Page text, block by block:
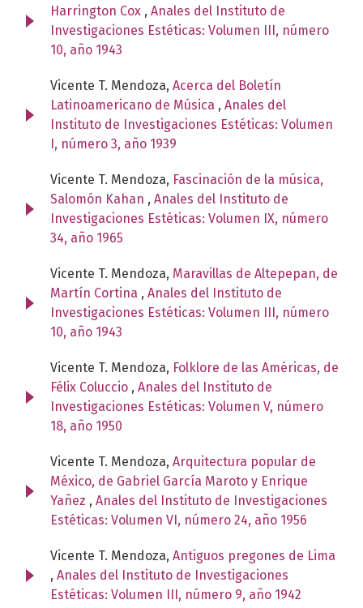
Harrington Cox , Anales del Instituto de
Investigaciones Estéticas: Volumen III, número
10, año 1943
Vicente T. Mendoza, Acerca del Boletín
Latinoamericano de Música , Anales del
Instituto de Investigaciones Estéticas: Volumen
I, número 3, año 1939
Vicente T. Mendoza, Fascinación de la música,
Salomón Kahan , Anales del Instituto de
Investigaciones Estéticas: Volumen IX, número
34, año 1965
Vicente T. Mendoza, Maravillas de Altepepan, de
Martín Cortina , Anales del Instituto de
Investigaciones Estéticas: Volumen III, número
10, año 1943
Vicente T. Mendoza, Folklore de las Américas, de
Félix Coluccio , Anales del Instituto de
Investigaciones Estéticas: Volumen V, número
18, año 1950
Vicente T. Mendoza, Arquitectura popular de
México, de Gabriel García Maroto y Enrique
Yañez , Anales del Instituto de Investigaciones
Estéticas: Volumen VI, número 24, año 1956
Vicente T. Mendoza, Antiguos pregones de Lima
, Anales del Instituto de Investigaciones
Estéticas: Volumen III, número 9, año 1942